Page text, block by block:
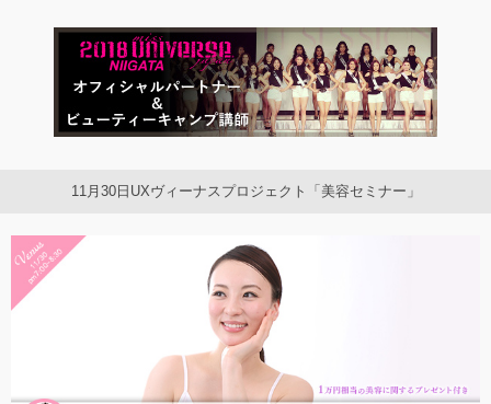
11月30日UXヴィーナスプロジェクト「美容セミナー」